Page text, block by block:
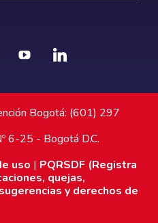
Bogotá: (601) 297
6-25 - Bogotá D.C.
uso | PQRSDF (Registra
quejas,
y derechos de